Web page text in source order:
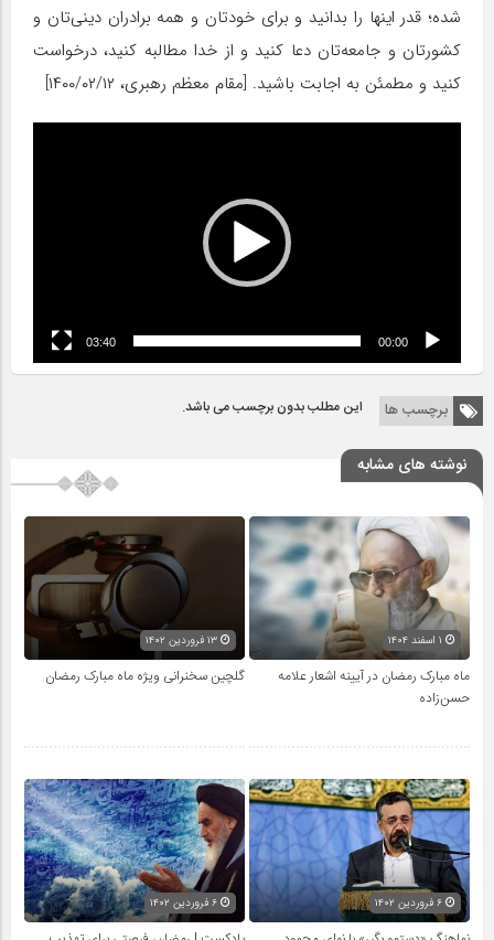
شده؛ قدر اینها را بدانید و برای خودتان و همه‌ برادران دینی‌تان و
کشورتان و جامعه‌تان دعا کنید و از خدا مطالبه کنید، درخواست
کنید و مطمئن به اجابت باشید. [مقام معظم رهبری، ۱۴۰۰/۰۲/۱۲]
00:00
03:40
برچسب ها این مطلب بدون برچسب می باشد.
نوشته های مشابه
ماه مبارک رمضان در آیینه اشعار علامه
حسن‌زاده
گلچین سخنرانی ویژه ماه مبارک رمضان
۶ فروردین ۱۴۰۲